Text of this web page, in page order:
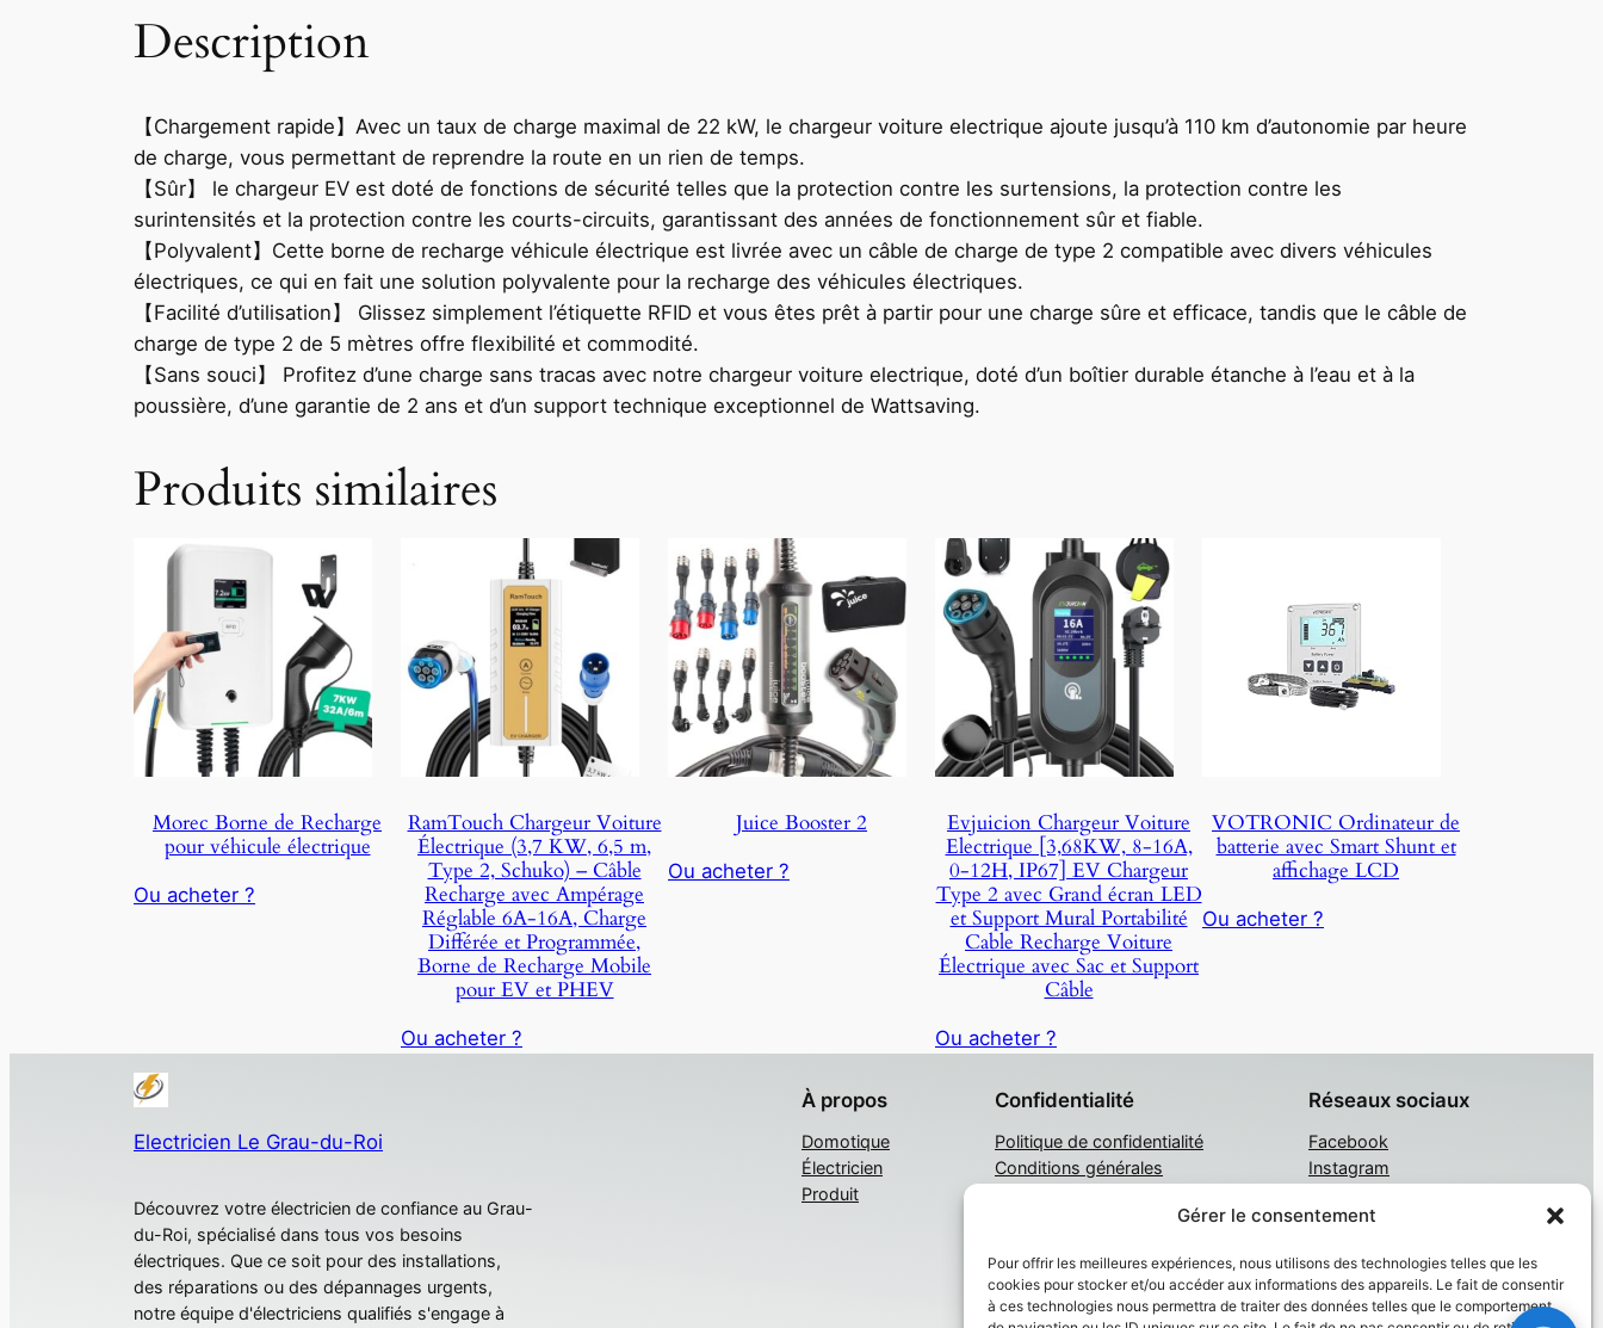
Gérer le consentement
Pour offrir les meilleures expériences, nous utilisons des technologies telles que les
cookies pour stocker et/ou accéder aux informations des appareils. Le fait de consentir
à ces technologies nous permettra de traiter des données telles que le comportement
Description
【Chargement rapide】Avec un taux de charge maximal de 22 kW, le chargeur voiture electrique ajoute jusqu’à 110 km d’autonomie par heure
de charge, vous permettant de reprendre la route en un rien de temps.
【Sûr】 le chargeur EV est doté de fonctions de sécurité telles que la protection contre les surtensions, la protection contre les
surintensités et la protection contre les courts-circuits, garantissant des années de fonctionnement sûr et fiable.
【Polyvalent】Cette borne de recharge véhicule électrique est livrée avec un câble de charge de type 2 compatible avec divers véhicules
électriques, ce qui en fait une solution polyvalente pour la recharge des véhicules électriques.
【Facilité d’utilisation】 Glissez simplement l’étiquette RFID et vous êtes prêt à partir pour une charge sûre et efficace, tandis que le câble de
charge de type 2 de 5 mètres offre flexibilité et commodité.
【Sans souci】 Profitez d’une charge sans tracas avec notre chargeur voiture electrique, doté d’un boîtier durable étanche à l’eau et à la
poussière, d’une garantie de 2 ans et d’un support technique exceptionnel de Wattsaving.
Produits similaires
Morec Borne de Recharge
pour véhicule électrique
Ou acheter ?
RamTouch Chargeur Voiture
Électrique (3,7 KW, 6,5 m,
Type 2, Schuko) – Câble
Recharge avec Ampérage
Réglable 6A-16A, Charge
Différée et Programmée,
Borne de Recharge Mobile
pour EV et PHEV
Ou acheter ?
Juice Booster 2
Ou acheter ?
Evjuicion Chargeur Voiture
Electrique [3,68KW, 8-16A,
0-12H, IP67] EV Chargeur
Type 2 avec Grand écran LED
et Support Mural Portabilité
Cable Recharge Voiture
Électrique avec Sac et Support
Câble
Ou acheter ?
VOTRONIC Ordinateur de
batterie avec Smart Shunt et
affichage LCD
Ou acheter ?
Electricien Le Grau-du-Roi
Découvrez votre électricien de confiance au Grau-
du-Roi, spécialisé dans tous vos besoins
électriques. Que ce soit pour des installations,
des réparations ou des dépannages urgents,
notre équipe d'électriciens qualifiés s'engage à
À propos
Domotique
Électricien
Produit
Confidentialité
Politique de confidentialité
Conditions générales
Réseaux sociaux
Facebook
Instagram